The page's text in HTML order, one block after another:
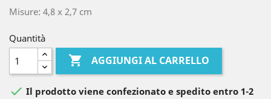
Misure: 4,8 x 2,7 cm
Quantità
 AGGIUNGI AL CARRELLO
 Il prodotto viene confezionato e spedito entro 1-2